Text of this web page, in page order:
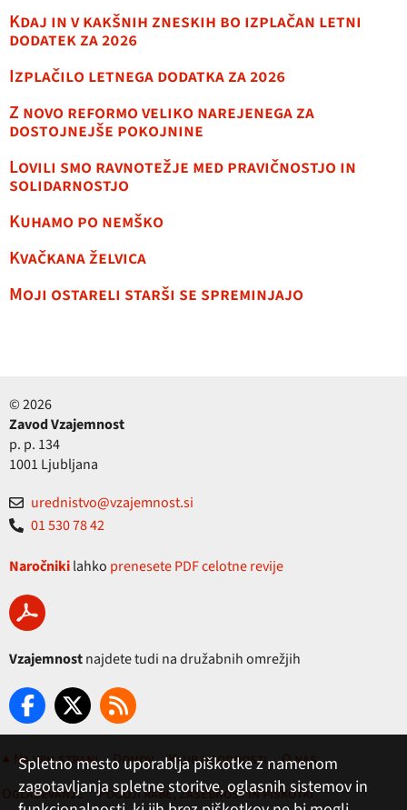
Kdaj in v kakšnih zneskih bo izplačan letni
dodatek za 2026
Izplačilo letnega dodatka za 2026
Z novo reformo veliko narejenega za
dostojnejše pokojnine
Lovili smo ravnotežje med pravičnostjo in
solidarnostjo
Kuhamo po nemško
Kvačkana želvica
Moji ostareli starši se spreminjajo
© 2026
Zavod Vzajemnost
p. p. 134
1001 Ljubljana
urednistvo@vzajemnost.si
01 530 78 42
Naročnikilahko prenesete PDF celotne revije
Vzajemnostnajdete tudi na družabnih omrežjih
▲ Na vrh strani Domov Klub ugodnosti
O nas
Oglaševanje
Pogoji rabe, zasebnost in piškotki
Spletno mesto uporablja piškotke z namenom
zagotavljanja spletne storitve, oglasnih sistemov in